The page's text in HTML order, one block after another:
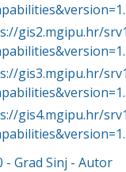
gis2.mgipu.hr/
gis3.mgipu.hr/
gis4.mgipu.hr/
- Grad Sinj - Autor